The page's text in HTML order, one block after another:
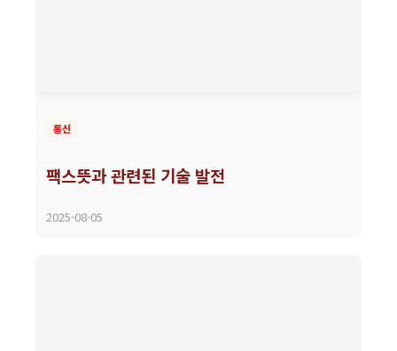
통신
팩스뜻과 관련된 기술 발전
2025-08-05